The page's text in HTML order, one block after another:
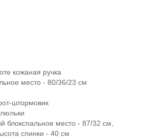
кожаная ручка
место - 80/36/23 см
штормовик
блокспальное место - 87/32 см,
спинки - 40 см